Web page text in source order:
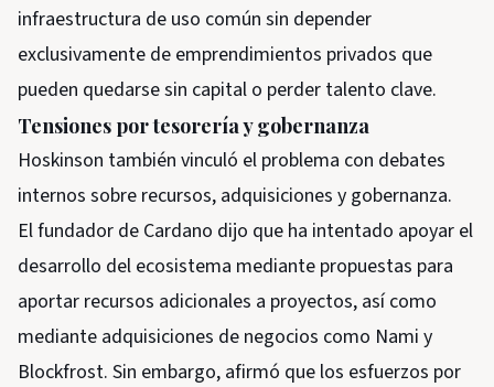
infraestructura de uso común sin depender
exclusivamente de emprendimientos privados que
pueden quedarse sin capital o perder talento clave.
Tensiones por tesorería y gobernanza
Hoskinson también vinculó el problema con debates
internos sobre recursos, adquisiciones y gobernanza.
El fundador de Cardano dijo que ha intentado apoyar el
desarrollo del ecosistema mediante propuestas para
aportar recursos adicionales a proyectos, así como
mediante adquisiciones de negocios como Nami y
Blockfrost. Sin embargo, afirmó que los esfuerzos por